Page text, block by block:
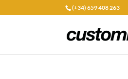
(+34) 659 408 263